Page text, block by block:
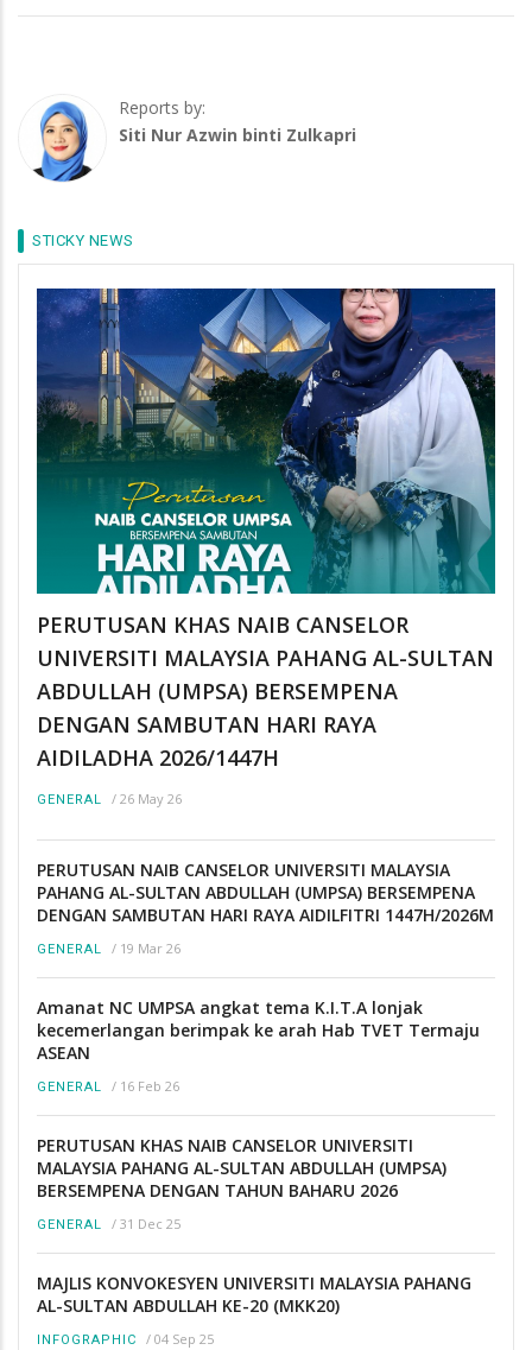
Reports by:
Siti Nur Azwin binti Zulkapri
STICKY NEWS
PERUTUSAN KHAS NAIB CANSELOR
UNIVERSITI MALAYSIA PAHANG AL-SULTAN
ABDULLAH (UMPSA) BERSEMPENA
DENGAN SAMBUTAN HARI RAYA
AIDILADHA 2026/1447H
GENERAL / 26 May 26
PERUTUSAN NAIB CANSELOR UNIVERSITI MALAYSIA
PAHANG AL-SULTAN ABDULLAH (UMPSA) BERSEMPENA
DENGAN SAMBUTAN HARI RAYA AIDILFITRI 1447H/2026M
GENERAL / 19 Mar 26
Amanat NC UMPSA angkat tema K.I.T.A lonjak
kecemerlangan berimpak ke arah Hab TVET Termaju
ASEAN
GENERAL / 16 Feb 26
PERUTUSAN KHAS NAIB CANSELOR UNIVERSITI
MALAYSIA PAHANG AL-SULTAN ABDULLAH (UMPSA)
BERSEMPENA DENGAN TAHUN BAHARU 2026
GENERAL / 31 Dec 25
MAJLIS KONVOKESYEN UNIVERSITI MALAYSIA PAHANG
AL-SULTAN ABDULLAH KE-20 (MKK20)
INFOGRAPHIC / 04 Sep 25